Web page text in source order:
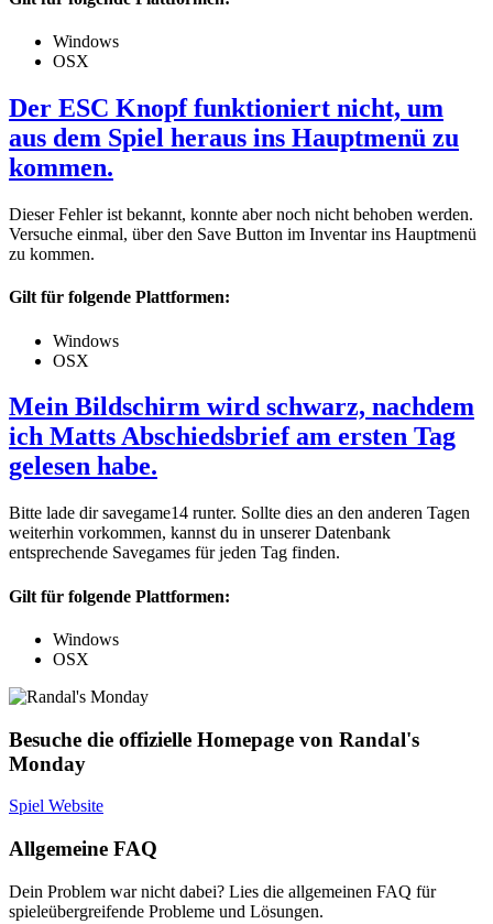
Windows
OSX
Der ESC Knopf funktioniert nicht, um
aus dem Spiel heraus ins Hauptmenü zu
kommen.
Dieser Fehler ist bekannt, konnte aber noch nicht behoben werden.
Versuche einmal, über den Save Button im Inventar ins Hauptmenü
zu kommen.
Gilt für folgende Plattformen:
Windows
OSX
Mein Bildschirm wird schwarz, nachdem
ich Matts Abschiedsbrief am ersten Tag
gelesen habe.
Bitte lade dir savegame14 runter. Sollte dies an den anderen Tagen
weiterhin vorkommen, kannst du in unserer Datenbank
entsprechende Savegames für jeden Tag finden.
Gilt für folgende Plattformen:
Windows
OSX
Besuche die offizielle Homepage von Randal's
Monday
Spiel Website
Allgemeine FAQ
Dein Problem war nicht dabei? Lies die allgemeinen FAQ für
spieleübergreifende Probleme und Lösungen.